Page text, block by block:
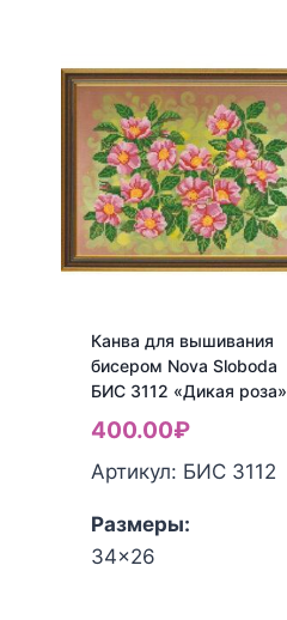
Канва для вышивания
бисером Nova Sloboda
БИС 3112 «Дикая роза»
400.00₽
Артикул: БИС 3112
Размеры:
34x26